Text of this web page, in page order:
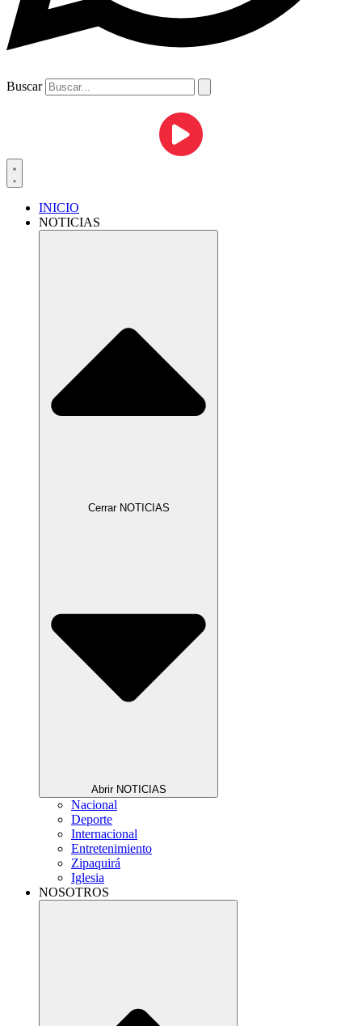
Buscar
INICIO
NOTICIAS
Cerrar NOTICIAS
Abrir NOTICIAS
Nacional
Deporte
Internacional
Entretenimiento
Zipaquirá
Iglesia
NOSOTROS